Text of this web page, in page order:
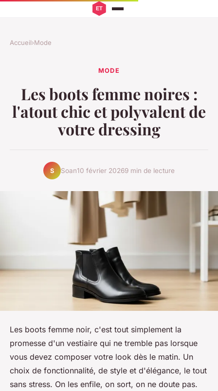
Accueil›Mode
MODE
Les boots femme noires :
l'atout chic et polyvalent de
votre dressing
S Soan10 février 20269 min de lecture
Les boots femme noir, c'est tout simplement la
promesse d'un vestiaire qui ne tremble pas lorsque
vous devez composer votre look dès le matin. Un
choix de fonctionnalité, de style et d'élégance, le tout
sans stress. On les enfile, on sort, on ne doute pas.